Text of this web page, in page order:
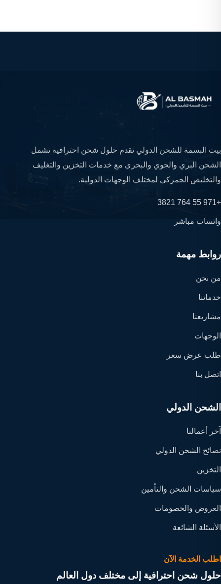
بيت البسمة للشحن الدولي تقدم حلول شحن احترافية تشمل
الشحن البري والجوي والبحري مع خدمات التخزين والتغليف
والتخليص الجمركي لمختلف الوجهات الدولية.
+971 55 764 3821
واتساب مباشر
روابط مهمة
من نحن
خدماتنا
مشاريعنا
الوجهات
طلب عرض سعر
اتصل بنا
الشحن الدولي
آخر أعمالنا
نصائح الشحن الدولي
التخزين
سياسات الشحن والتأمين
العروض والخصومات
الأسئلة الشائعة
اطلب الخدمة الآن
حلول شحن احترافية إلى مختلف دول العالم